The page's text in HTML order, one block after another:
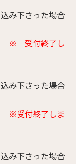
み下さった場合
※ 受付終了し
み下さった場合
※受付終了しま
み下さった場合